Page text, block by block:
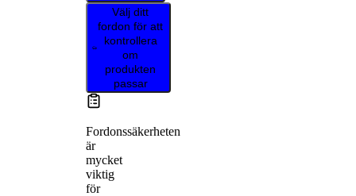
Välj ditt
fordon för att
kontrollera
om
produkten
passar
Fordonssäkerheten
är
mycket
viktig
för